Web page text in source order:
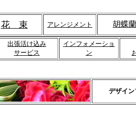
花 束 アレンジメント 胡蝶蘭
出張活け込み
サービス
インフォメーショ
ン
デザイ